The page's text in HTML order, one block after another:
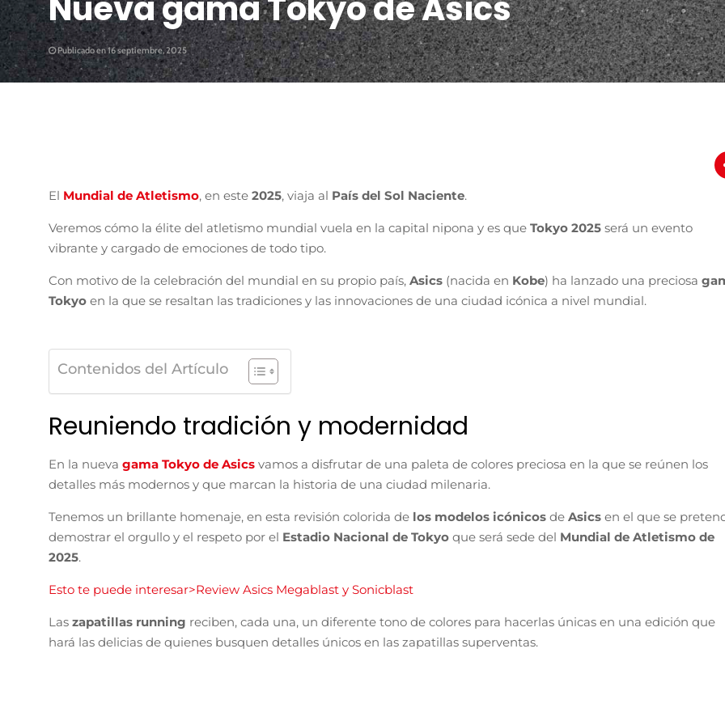
Publicado en 16 septiembre, 2025
El Mundial de Atletismo, en este 2025, viaja al País del Sol Naciente.
Veremos cómo la élite del atletismo mundial vuela en la capital nipona y es que Tokyo 2025 será un evento
vibrante y cargado de emociones de todo tipo.
Con motivo de la celebración del mundial en su propio país, Asics (nacida en Kobe) ha lanzado una preciosa
Tokyo en la que se resaltan las tradiciones y las innovaciones de una ciudad icónica a nivel mundial.
Contenidos del Artículo
Reuniendo tradición y modernidad
En la nueva gama Tokyo de Asics vamos a disfrutar de una paleta de colores preciosa en la que se reúnen los
detalles más modernos y que marcan la historia de una ciudad milenaria.
Tenemos un brillante homenaje, en esta revisión colorida de los modelos icónicos de Asics en el que se
demostrar el orgullo y el respeto por el Estadio Nacional de Tokyo que será sede del Mundial de Atletismo de
2025.
Esto te puede interesar>Review Asics Megablast y Sonicblast
Las zapatillas running reciben, cada una, un diferente tono de colores para hacerlas únicas en una edición que
hará las delicias de quienes busquen detalles únicos en las zapatillas superventas.